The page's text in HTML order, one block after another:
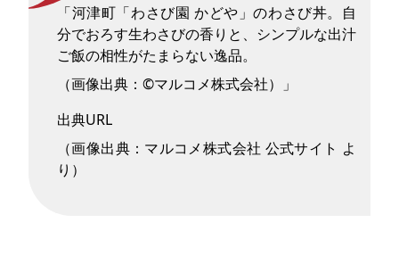
「河津町「わさび園 かどや」のわさび丼。自
分でおろす生わさびの香りと、シンプルな出汁
ご飯の相性がたまらない逸品。
（画像出典：©マルコメ株式会社）」
出典URL
（画像出典：マルコメ株式会社 公式サイト よ
り）